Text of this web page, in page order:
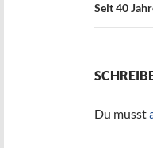
Seit 40
Du musst